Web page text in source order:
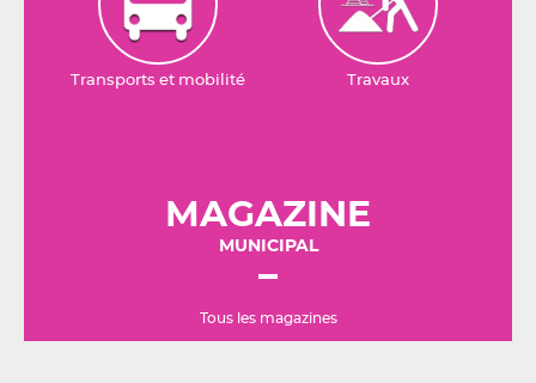
Transports et mobilité Travaux
MAGAZINE
MUNICIPAL
Tous les magazines